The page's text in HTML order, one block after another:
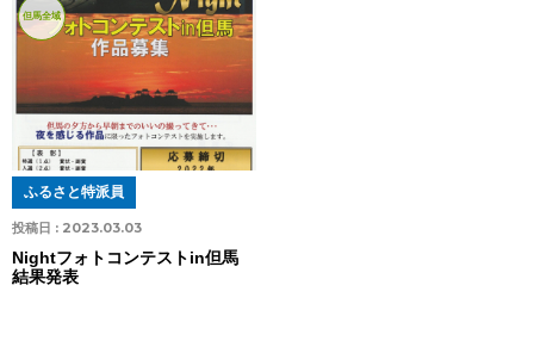
但馬全域
投稿日 : 2023.03.03
ふるさと特派員
Nightフォトコンテストin但馬
結果発表